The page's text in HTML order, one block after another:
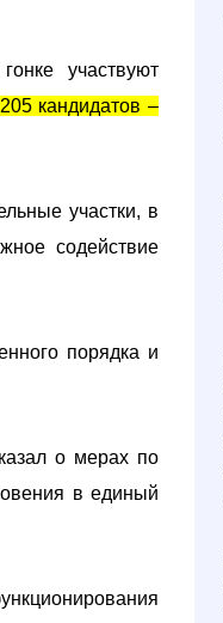
участвуют
205 кандидатов –
участки, в
содействие
порядка и
о мерах по
в единый